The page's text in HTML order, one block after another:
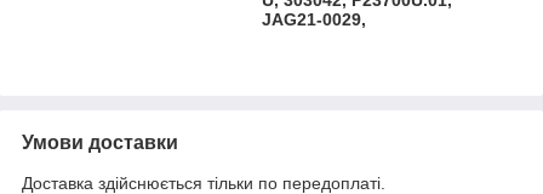
JAG21-0029,
Умови доставки
Доставка здійснюється тільки по передоплаті.